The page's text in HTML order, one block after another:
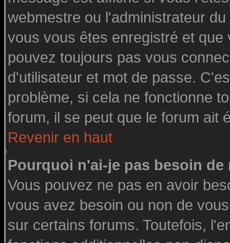
webmestre ou l'administrateur
vous vous êtes enregistré et
pouvez toujours pas vous
d'utilisateur et mot de passe.
problème, si cela ne fonctionne
forum, il se peut que le forum ait
Revenir en haut
Pourquoi n'ai-je pas besoin
Vous pouvez ne pas en avoir
vous avez besoin ou non de
sur certains forums. Toutefois,